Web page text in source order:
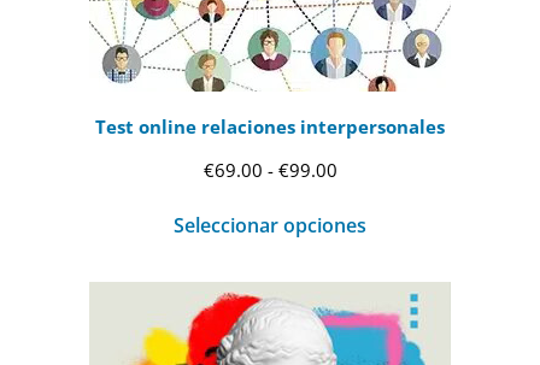
Test online relaciones interpersonales
€69.00 - €99.00Rango
desde
€69.00
hasta
Seleccionar opciones